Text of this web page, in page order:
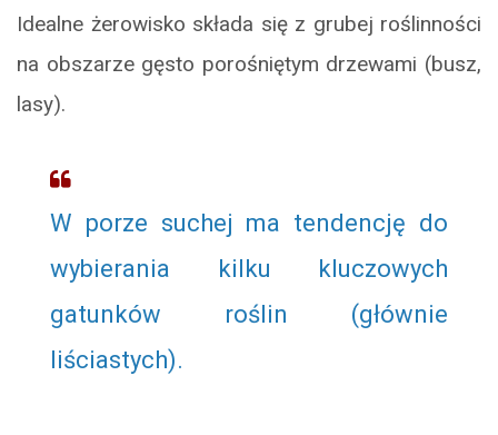
Idealne żerowisko składa się z grubej roślinności
na obszarze gęsto porośniętym drzewami (busz,
lasy).
W porze suchej ma tendencję do
wybierania kilku kluczowych
gatunków roślin (głównie
liściastych).